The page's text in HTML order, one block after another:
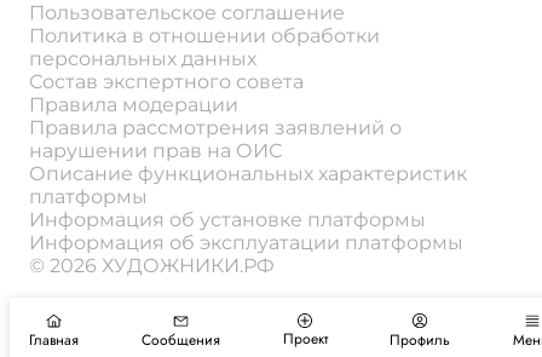
Пользовательское соглашение
Политика в отношении обработки
персональных данных
Состав экспертного совета
Правила модерации
Правила рассмотрения заявлений о
нарушении прав на ОИС
Описание функциональных характеристик
платформы
Информация об установке платформы
Информация об эксплуатации платформы
© 2026 ХУДОЖНИКИ.РФ
Главная Сообщения Проект Профиль